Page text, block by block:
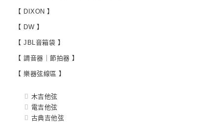
【 DIXON 】
【 DW 】
【 JBL音箱袋 】
【 調音器｜節拍器 】
【 樂器弦線區 】
木吉他弦
電吉他弦
古典吉他弦